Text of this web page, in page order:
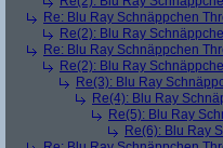
Re: Blu Ray Schnäppchen
Re(2): Blu Ray
Re: Blu Ray Schnäppchen
Re(2): Blu Ray
Re(3): Blu Ray
Re(4): Blu Ray
Re(5): Blu Ray
Re(6): Blu Ray